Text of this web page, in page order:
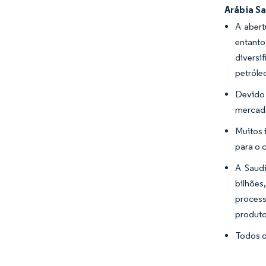
Arábia
A
Muitos
para o
A
Todos